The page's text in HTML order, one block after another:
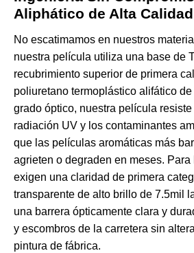
Aliphático de Alta Calidad
No escatimamos en nuestros
nuestra película utiliza una base de
recubrimiento superior de primera
poliuretano termoplástico alifático
grado óptico, nuestra película
radiación UV y los contaminantes
que las películas aromáticas más
agrieten o degraden en meses.
exigen una claridad de primera
transparente de alto brillo de 7.5mil
una barrera ópticamente clara y
y escombros de la carretera sin
pintura de fábrica.